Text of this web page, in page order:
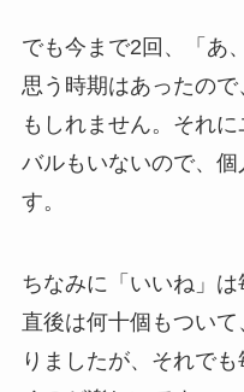
でも今まで2回、「あ
思う時期はあったの
もしれません。それ
バルもいないので、
す。
ちなみに「いいね」
直後は何十個もつい
りましたが、それで